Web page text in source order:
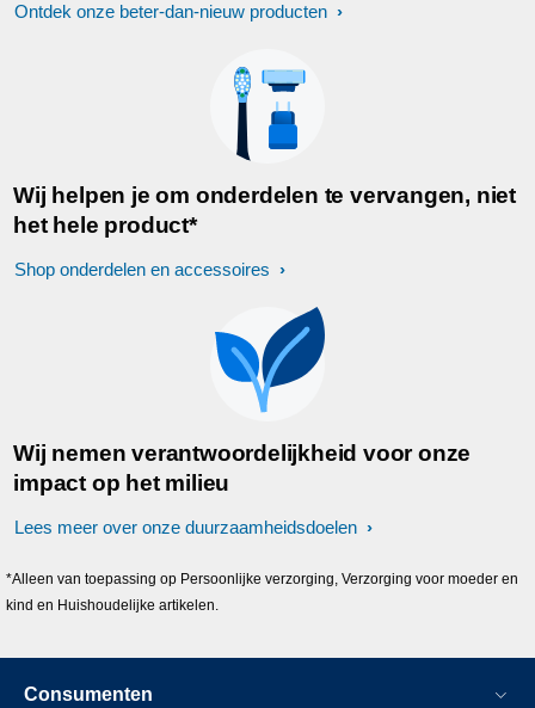
Ontdek onze beter-dan-nieuw producten
Wij helpen je om onderdelen te vervangen, niet
het hele product*
Shop onderdelen en accessoires
Wij nemen verantwoordelijkheid voor onze
impact op het milieu
Lees meer over onze duurzaamheidsdoelen
*Alleen van toepassing op Persoonlijke verzorging, Verzorging voor moeder en
kind en Huishoudelijke artikelen.
Consumenten